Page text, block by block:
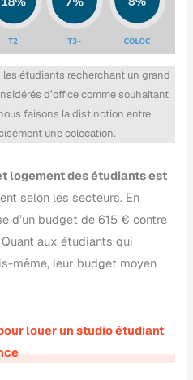
les étudiants recherchant un grand
d’office comme souhaitant
faisons la distinction entre
une colocation.
logement des étudiants est
selon les secteurs. En
d’un budget de 615 € contre
aux étudiants qui
même, leur budget moyen
louer un studio étudiant